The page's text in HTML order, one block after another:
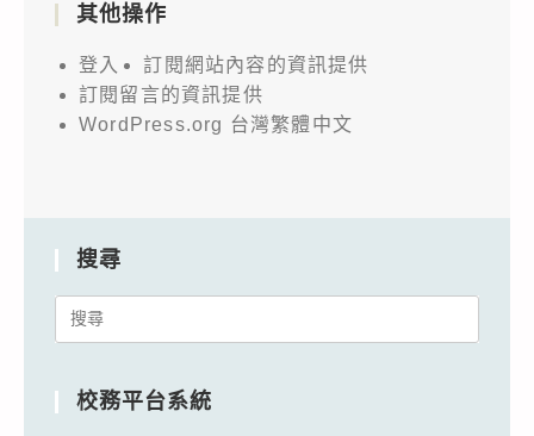
其他操作
登入
訂閱網站內容的資訊提供
訂閱留言的資訊提供
WordPress.org 台灣繁體中文
搜尋
Search
校務平台系統